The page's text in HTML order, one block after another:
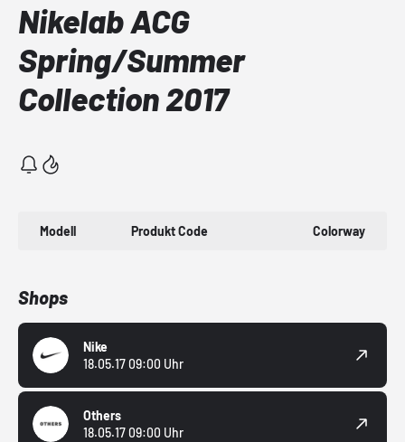
Nikelab ACG
Spring/Summer
Collection 2017
Modell Produkt Code Colorway
Shops
Nike
18.05.17 09:00 Uhr
Others
18.05.17 09:00 Uhr